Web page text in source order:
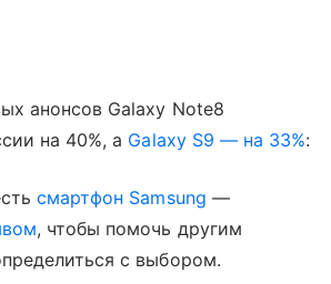
анонсов Galaxy Note8
на 40%, а Galaxy S9 — на 33%:
смартфон Samsung —
, чтобы помочь другим
с выбором.